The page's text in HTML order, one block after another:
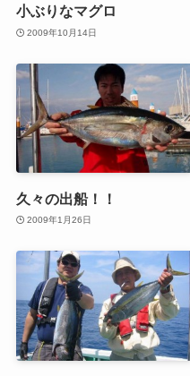
小ぶりなマグロ
2009年10月14日
久々の出船！！
2009年1月26日